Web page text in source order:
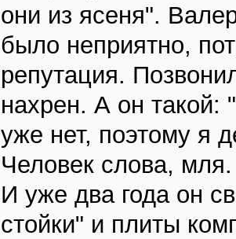
они из ясеня".
было неприятно,
репутация.
нахрен. А он
уже нет, поэтому я
Человек слова, мля.
И уже два года он
стойки" и плиты